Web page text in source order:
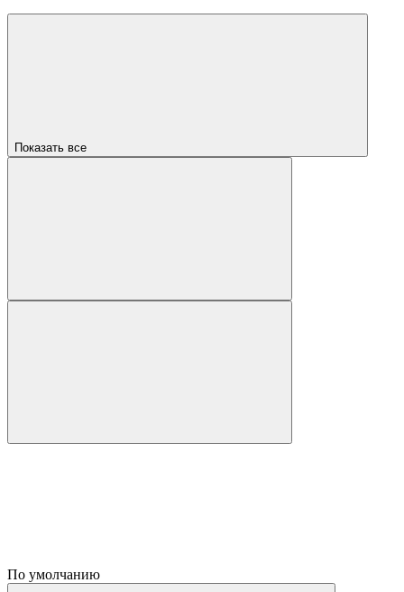
Показать все
По умолчанию